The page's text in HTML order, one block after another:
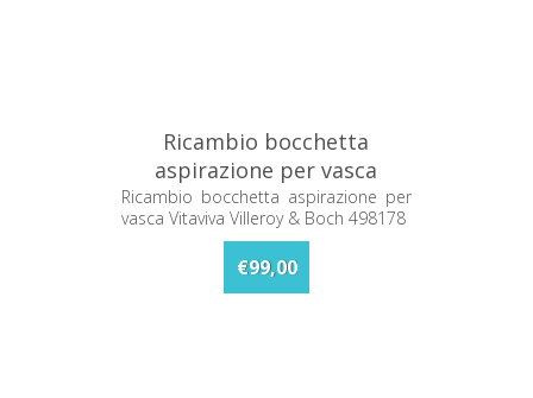
Ricambio bocchetta
aspirazione per vasca
Vitaviva Villeroy & Boch
498178
Ricambio bocchetta aspirazione per
vasca Vitaviva Villeroy & Boch 498178
€99,00